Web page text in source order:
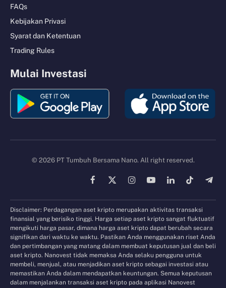
FAQs
Kebijakan Privasi
Syarat dan Ketentuan
Trading Rules
Mulai Investasi
© 2026 PT Tumbuh Bersama Nano. All right reserved.
Facebook
X
InstagramYouTubeLinkedInTikTok
Disclaimer: Perdagangan aset kripto merupakan aktivitas transaksi
finansial yang berisiko tinggi. Harga setiap aset kripto sangat fluktuatif
mengikuti harga pasar, dimana harga aset kripto dapat berubah secara
signifikan dari waktu ke waktu. Pastikan Anda menggunakan riset Anda
dan pertimbangan yang matang dalam membuat keputusan jual dan beli
aset kripto. Nanovest tidak memaksa Anda selaku pengguna untuk
membeli, menjual, atau menjadikan aset kripto sebagai investasi atau
memastikan Anda dalam mendapatkan keuntungan. Semua keputusan
dalam menjalankan transaksi aset kripto pada aplikasi Nanovest